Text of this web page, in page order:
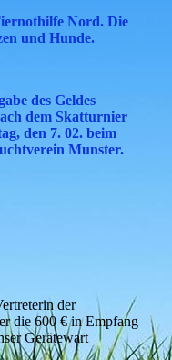
Nord. Die
und Hunde.
des Geldes
dem Skatturnier
den 7. 02. beim
Munster.
der
die 600 € in Empfang
Gerätewart